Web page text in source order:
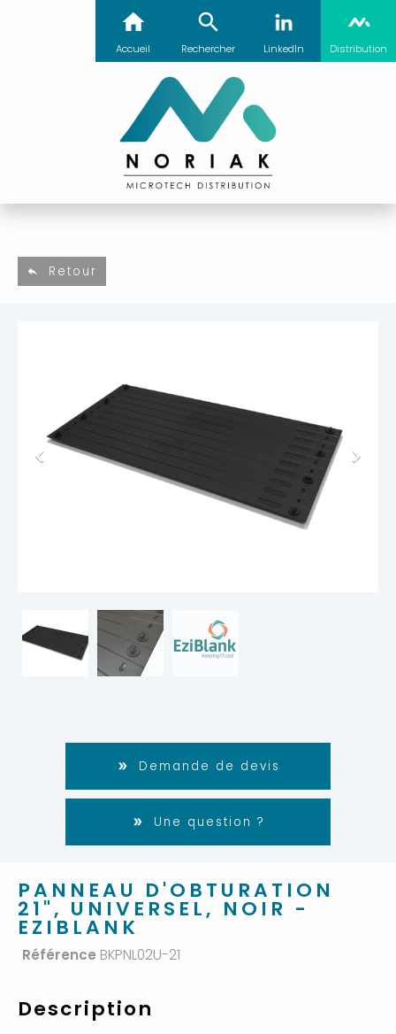
Accueil Rechercher LinkedIn Distribution
Retour
Demande de devis
Une question ?
PANNEAU D'OBTURATION
21", UNIVERSEL, NOIR -
EZIBLANK
Référence BKPNL02U-21
Description